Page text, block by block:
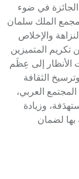
الجائزة في ضوء
مجمع الملك سلمان
والإخلاص
تكريم المتميزين
الأنظار إلى عِظَم
الثقافة
المجتمع العربي،
وزيادة
بها لضمان